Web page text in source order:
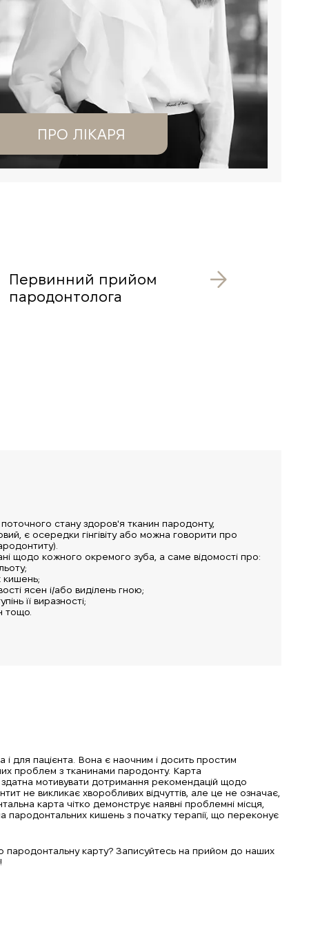
ПРО ЛІКАРЯ
Первинний прийом
пародонтолога
стану здоров'я тканин пародонту,
є осередки гінгівіту або можна говорити про
щодо кожного окремого зуба, а саме відомості про:
кишень;
ясен і/або виділень гною;
її виразності;
тощо.
для пацієнта. Вона є наочним і досить простим
проблем з тканинами пародонту. Карта
мотивувати дотримання рекомендацій щодо
не викликає хворобливих відчуттів, але це не означає,
карта чітко демонструє наявні проблемні місця,
пародонтальних кишень з початку терапії, що переконує
пародонтальну карту? Записуйтесь на прийом до наших